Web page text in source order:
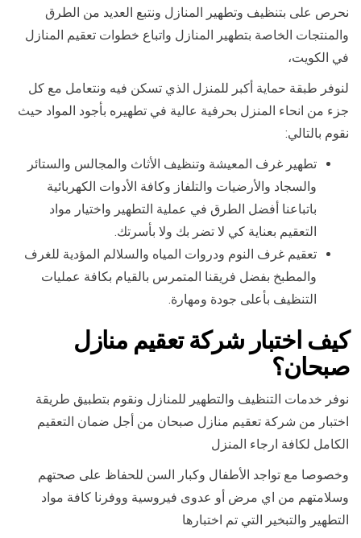
نحرص على بتنظيف وتطهير المنازل ونتبع العديد من الطرق
والمنتجات الخاصة بتطهير المنازل واتباع خطوات تعقيم المنازل
في الكويت،
لنوفر طبقة حماية أكبر للمنزل الذي تسكن فيه ونتعامل مع كل
جزء من انحاء المنزل بحرفية عالية في تطهيره بأجود المواد حيث
نقوم بالتالي:
تطهير غرف المعيشة وتنظيف الأثاث والمجالس والستائر
والسجاد والأرضيات والتلفاز وكافة الأدوات الكهربائية
باتباعنا أفضل الطرق في عملية التطهير واختيار مواد
التعقيم بعناية كي لا تضر بك ولا بأسرتك.
تعقيم غرف النوم ودروات المياه والسلالم المؤدية للغرف
والمطبخ بفضل فريقنا المتمرس بالقيام بكافة عمليات
التنظيف بأعلى جودة ومهارة.
كيف اختبار شركة تعقيم منازل
صبحان؟
نوفر خدمات التنظيف والتطهير للمنازل ونقوم بتطبيق طريقة
اختبار من شركة تعقيم منازل صبحان من أجل ضمان التعقيم
الكامل لكافة ارجاء المنزل
وخصوصا مع تواجد الأطفال وكبار السن للحفاظ على صحتهم
وسلامتهم من اي مرض أو عدوى فيروسية ووفرنا كافة مواد
التطهير والتبخير التي تم اختبارها